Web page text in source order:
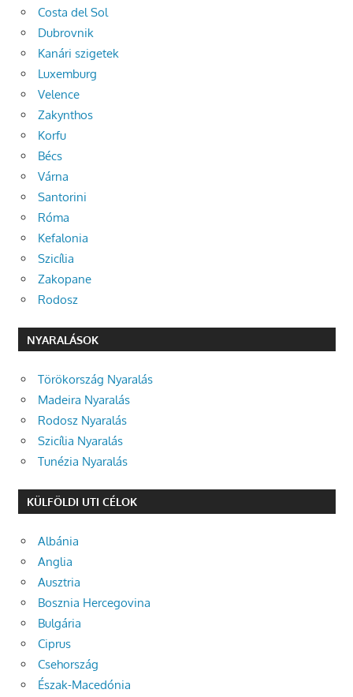
Costa del Sol
Dubrovnik
Kanári szigetek
Luxemburg
Velence
Zakynthos
Korfu
Bécs
Várna
Santorini
Róma
Kefalonia
Szicília
Zakopane
Rodosz
NYARALÁSOK
Törökország Nyaralás
Madeira Nyaralás
Rodosz Nyaralás
Szicília Nyaralás
Tunézia Nyaralás
KÜLFÖLDI UTI CÉLOK
Albánia
Anglia
Ausztria
Bosznia Hercegovina
Bulgária
Ciprus
Csehország
Észak-Macedónia